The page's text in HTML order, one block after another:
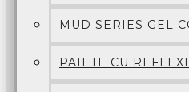
MUD SERIES GEL
PAIETE CU